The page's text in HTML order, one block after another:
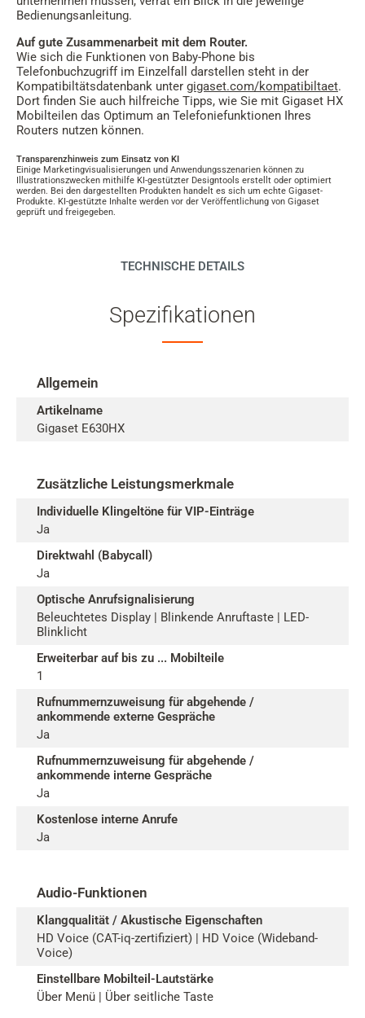
Bedienungsanleitung.
Auf gute Zusammenarbeit mit dem Router.
Wie sich die Funktionen von Baby-Phone bis
Telefonbuchzugriff im Einzelfall darstellen steht in der
Kompatibiltätsdatenbank unter gigaset.com/kompatibiltaet.
Dort finden Sie auch hilfreiche Tipps, wie Sie mit Gigaset HX
Mobilteilen das Optimum an Telefoniefunktionen Ihres
Routers nutzen können.
Transparenzhinweis zum Einsatz von KI
Einige Marketingvisualisierungen und Anwendungsszenarien können zu
Illustrationszwecken mithilfe KI-gestützter Designtools erstellt oder optimiert
werden. Bei den dargestellten Produkten handelt es sich um echte Gigaset-
Produkte. KI-gestützte Inhalte werden vor der Veröffentlichung von Gigaset
geprüft und freigegeben.
TECHNISCHE DETAILS
Spezifikationen
Allgemein
Artikelname
Gigaset E630HX
Zusätzliche Leistungsmerkmale
Individuelle Klingeltöne für VIP-Einträge
Ja
Direktwahl (Babycall)
Ja
Optische Anrufsignalisierung
Beleuchtetes Display | Blinkende Anruftaste | LED-
Blinklicht
Erweiterbar auf bis zu ... Mobilteile
1
Rufnummernzuweisung für abgehende /
ankommende externe Gespräche
Ja
Rufnummernzuweisung für abgehende /
ankommende interne Gespräche
Ja
Kostenlose interne Anrufe
Ja
Audio-Funktionen
Klangqualität / Akustische Eigenschaften
HD Voice (CAT-iq-zertifiziert) | HD Voice (Wideband-
Voice)
Einstellbare Mobilteil-Lautstärke
Über Menü | Über seitliche Taste